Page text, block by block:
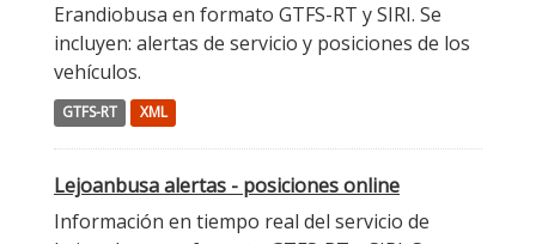
Erandiobusa en formato GTFS-RT y SIRI. Se
incluyen: alertas de servicio y posiciones de los
vehículos.
GTFS-RT XML
Lejoanbusa alertas - posiciones online
Información en tiempo real del servicio de